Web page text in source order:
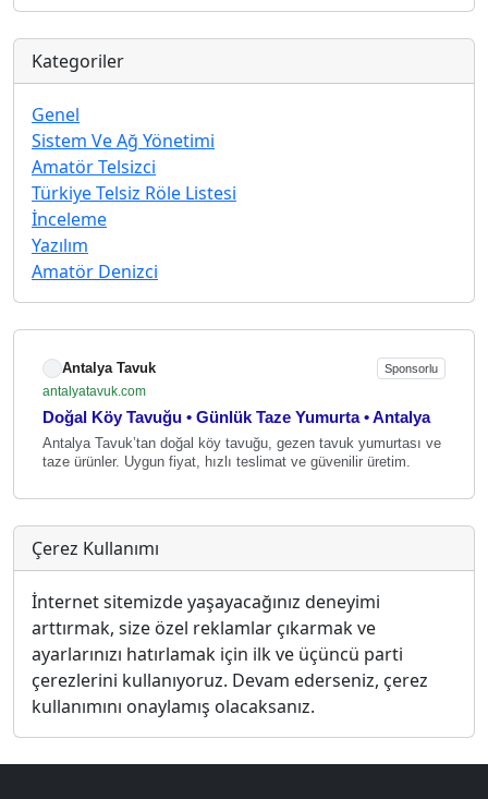
Kategoriler
Genel
Sistem Ve Ağ Yönetimi
Amatör Telsizci
Türkiye Telsiz Röle Listesi
İnceleme
Yazılım
Amatör Denizci
Antalya Tavuk Sponsorlu
antalyatavuk.com
Doğal Köy Tavuğu • Günlük Taze Yumurta • Antalya
Antalya Tavuk’tan doğal köy tavuğu, gezen tavuk yumurtası ve
taze ürünler. Uygun fiyat, hızlı teslimat ve güvenilir üretim.
Çerez Kullanımı
İnternet sitemizde yaşayacağınız deneyimi
arttırmak, size özel reklamlar çıkarmak ve
ayarlarınızı hatırlamak için ilk ve üçüncü parti
çerezlerini kullanıyoruz. Devam ederseniz, çerez
kullanımını onaylamış olacaksanız.